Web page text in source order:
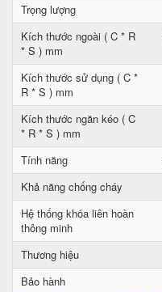
Trọng lượng
Kích thước ngoài ( C * R
* S ) mm
Kích thước sử dụng ( C *
R * S ) mm
Kích thước ngăn kéo ( C
* R * S ) mm
Tính năng
Khả năng chống cháy
Hệ thống khóa liên hoàn
thông minh
Thương hiệu
Bảo hành